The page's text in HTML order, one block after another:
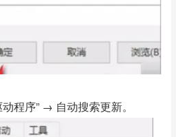
程序” → 自动搜索更新。